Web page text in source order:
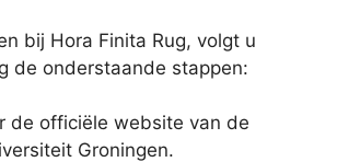
bij Hora Finita Rug, volgt u
de onderstaande stappen:
de officiële website van de
Groningen.